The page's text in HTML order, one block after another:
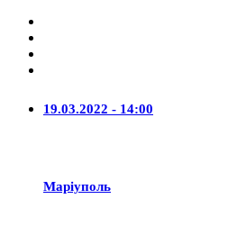
19.03.2022 - 14:00
Маріуполь